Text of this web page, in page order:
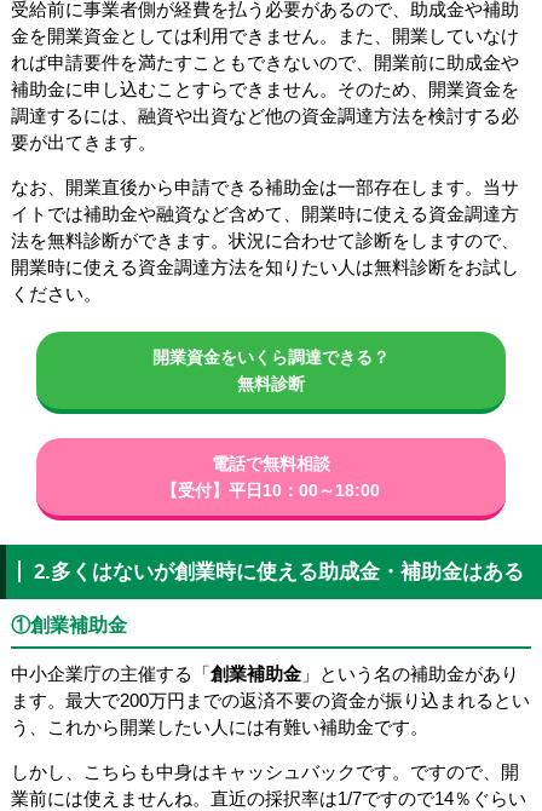
受給前に事業者側が経費を払う必要があるので、助成金や補助
金を開業資金としては利用できません。また、開業していなけ
れば申請要件を満たすこともできないので、開業前に助成金や
補助金に申し込むことすらできません。そのため、開業資金を
調達するには、融資や出資など他の資金調達方法を検討する必
要が出てきます。
なお、開業直後から申請できる補助金は一部存在します。当サ
イトでは補助金や融資など含めて、開業時に使える資金調達方
法を無料診断ができます。状況に合わせて診断をしますので、
開業時に使える資金調達方法を知りたい人は無料診断をお試し
ください。
開業資金をいくら調達できる？
無料診断
電話で無料相談
【受付】平日10：00～18:00
2.多くはないが創業時に使える助成金・補助金はある
①創業補助金
中小企業庁の主催する「創業補助金」という名の補助金があり
ます。最大で200万円までの返済不要の資金が振り込まれるとい
う、これから開業したい人には有難い補助金です。
しかし、こちらも中身はキャッシュバックです。ですので、開
業前には使えませんね。直近の採択率は1/7ですので14％ぐらい